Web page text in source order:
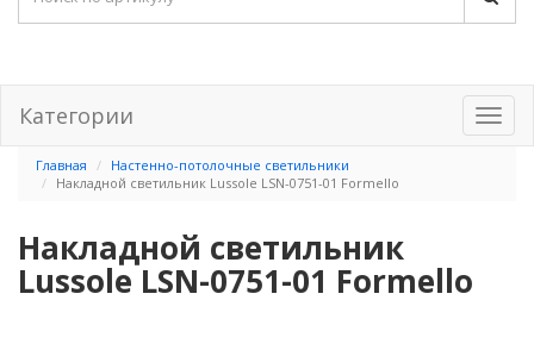
Категории
Главная
Настенно-потолочные светильники
Накладной светильник Lussole LSN-0751-01 Formello
Накладной светильник
Lussole LSN-0751-01 Formello